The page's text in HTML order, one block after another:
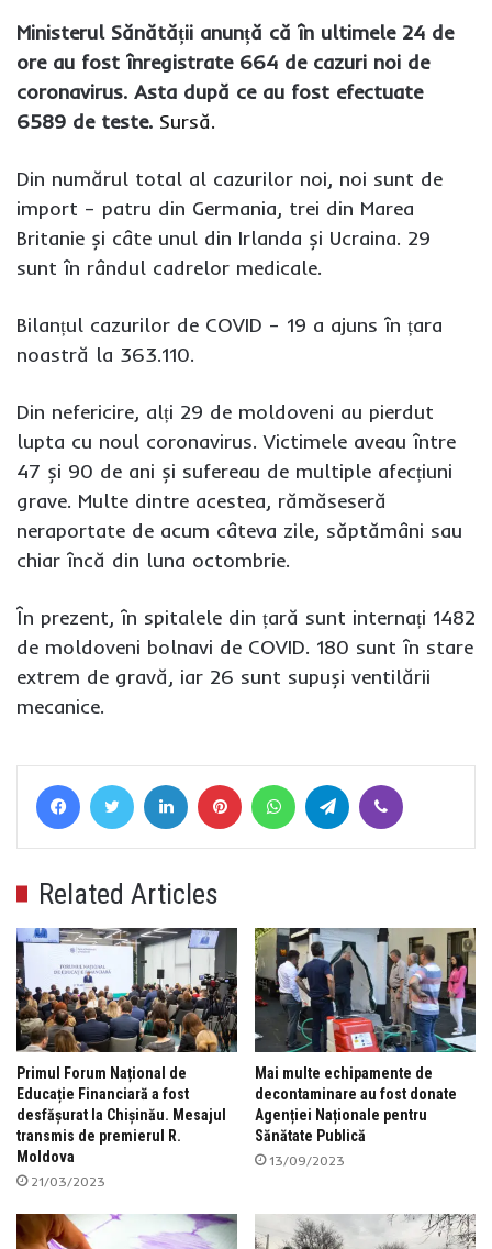
Ministerul Sănătății anunță că în ultimele 24 de
ore au fost înregistrate 664 de cazuri noi de
coronavirus. Asta după ce au fost efectuate
6589 de teste. Sursă.
Din numărul total al cazurilor noi, noi sunt de
import – patru din Germania, trei din Marea
Britanie și câte unul din Irlanda și Ucraina. 29
sunt în rândul cadrelor medicale.
Bilanțul cazurilor de COVID – 19 a ajuns în țara
noastră la 363.110.
Din nefericire, alți 29 de moldoveni au pierdut
lupta cu noul coronavirus. Victimele aveau între
47 și 90 de ani și sufereau de multiple afecțiuni
grave. Multe dintre acestea, rămăseseră
neraportate de acum câteva zile, săptămâni sau
chiar încă din luna octombrie.
În prezent, în spitalele din țară sunt internați 1482
de moldoveni bolnavi de COVID. 180 sunt în stare
extrem de gravă, iar 26 sunt supuși ventilării
mecanice.
FacebookTwitter LinkedIn Pinterest WhatsAppTelegram
Related Articles
Primul Forum Național de
Educație Financiară a fost
desfășurat la Chișinău. Mesajul
transmis de premierul R.
Moldova
21/03/2023
Mai multe echipamente de
decontaminare au fost donate
Agenției Naționale pentru
Sănătate Publică
13/09/2023